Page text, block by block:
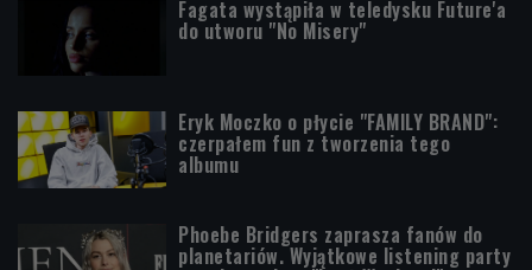
Fagata wystąpiła w teledysku Future'a
do utworu "No Misery"
Eryk Moczko o płycie "FAMILY BRAND":
czerpałem fun z tworzenia tego
albumu
Phoebe Bridgers zaprasza fanów do
planetariów. Wyjątkowe listening party